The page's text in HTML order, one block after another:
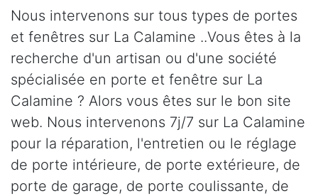
Nous intervenons sur tous types de portes
et fenêtres sur La Calamine ..Vous êtes à la
recherche d'un artisan ou d'une société
spécialisée en porte et fenêtre sur La
Calamine ? Alors vous êtes sur le bon site
web. Nous intervenons 7j/7 sur La Calamine
pour la réparation, l'entretien ou le réglage
de porte intérieure, de porte extérieure, de
porte de garage, de porte coulissante, de